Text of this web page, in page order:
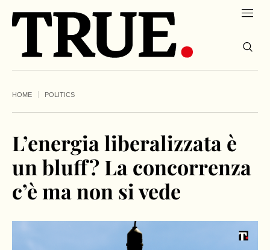
HOME POLITICS
L’energia liberalizzata è
un bluff? La concorrenza
c’è ma non si vede